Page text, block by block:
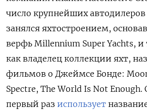
число крупнейших
занялся яхтостроением,
верфь Millennium Super Yachts, и
как владелец коллекции яхт,
фильмов о Джеймсе Бонде:
Spectre, The World Is Not Enough.
первый раз использует